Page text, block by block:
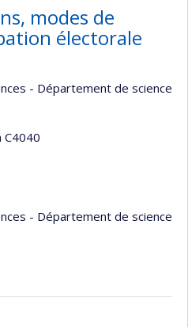
modes de
électorale
- Département de science
C4040
- Département de science